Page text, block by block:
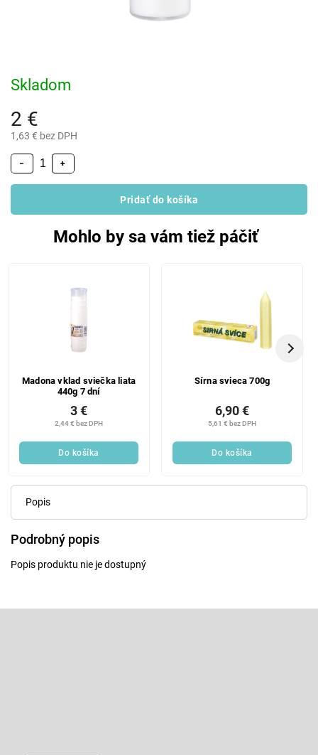
2 €
1,63 € bez DPH
Skladom
+
−
Pridať do košíka
Mohlo by sa vám tiež páčiť
Madona vklad sviečka liata
440g 7 dní
2,44 € bez DPH
3 €
Do košíka
Sírna svieca 700g
5,61 € bez DPH
6,90 €
Do košíka
Popis
Podrobný popis
Popis produktu nie je dostupný